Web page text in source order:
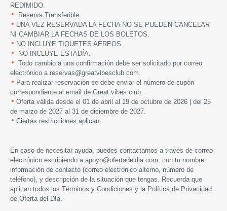
REDIMIDO.
Reserva Transferible.
UNA VEZ RESERVADA LA FECHA NO SE PUEDEN CANCELAR
NI CAMBIAR LA FECHAS DE LOS BOLETOS.
NO INCLUYE TIQUETES AÉREOS.
NO INCLUYE ESTADÍA.
Todo cambio a una confirmación debe ser solicitado por correo
electrónico a reservas@greatvibesclub.com.
Para realizar reservación se debe enviar el número de cupón
correspondiente al email de Great vibes club.
Oferta válida desde el 01 de abril al 19 de octubre de 2026 | del 25
de marzo de 2027 al 31 de diciembre de 2027.
Ciertas restricciones aplican.
En caso de necesitar ayuda, puedes contactarnos a través de correo
electrónico escribiendo a apoyo@ofertadeldia.com , con tu nombre,
información de contacto (correo electrónico alterno, número de
teléfono), y descripción de la situación que tengas. Recuerda que
aplican todos los Términos y Condiciones y la Política de Privacidad
de Oferta del Día.